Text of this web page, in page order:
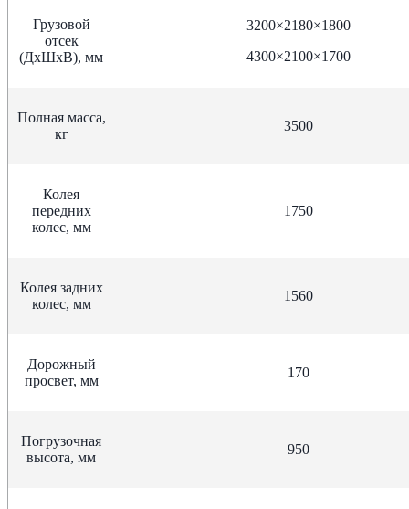
Грузовой
отсек
(ДхШхВ), мм
3200×2180×1800
4300×2100×1700
Полная масса,
кг
3500
Колея
передних
колес, мм
1750
Колея задних
колес, мм
1560
Дорожный
просвет, мм
170
Погрузочная
высота, мм
950